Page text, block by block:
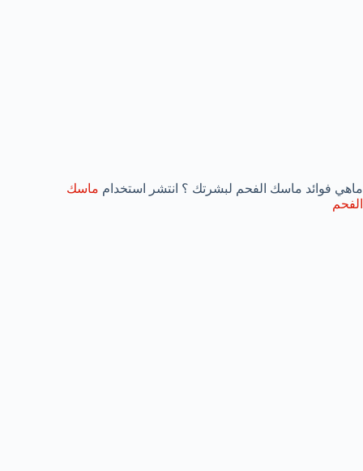
ماهي فوائد ماسك الفحم لبشرتك ؟ انتشر استخدام ماسك
الفحم